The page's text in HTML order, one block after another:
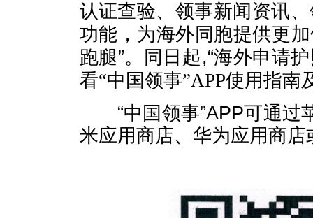
认证查验、领事新闻资讯
功能，为海外同胞提供更
跑腿”。同日起,“海外申请
看“中国领事”APP使用指南
“中国领事”APP可通过
米应用商店、华为应用商